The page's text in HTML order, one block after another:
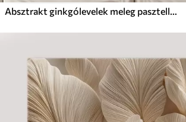
Absztrakt ginkgólevelek meleg pasztell színekben